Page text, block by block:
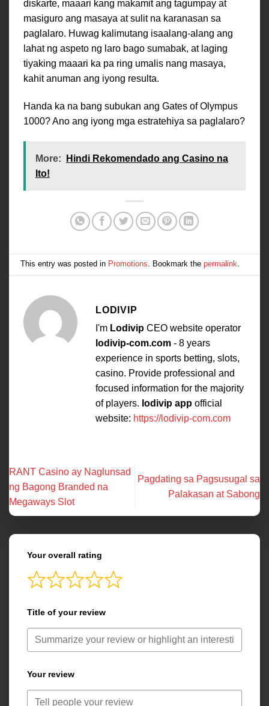
diskarte, maaari kang makamit ang tagumpay at
masiguro ang masaya at sulit na karanasan sa
paglalaro. Huwag kalimutang isaalang-alang ang
lahat ng aspeto ng laro bago sumabak, at laging
tiyaking maaari ka pa ring umalis nang masaya,
kahit anuman ang iyong resulta.
Handa ka na bang subukan ang Gates of Olympus
1000? Ano ang iyong mga estratehiya sa paglalaro?
More:
Hindi Rekomendado ang Casino na
Ito!
This entry was posted in Promotions. Bookmark thepermalink.
LODIVIP
I'm Lodivip CEO website operator
lodivip-com.com - 8 years
experience in sports betting, slots,
casino. Provide professional and
focused information for the majority
of players. lodivip app official
website: https://lodivip-com.com
RANT Casino ay Naglunsad
ng Bagong Branded na
Megaways Slot
Pagdating sa Pagsusugal sa
Palakasan at Sabong
Your overall rating
Title of your review
Your review